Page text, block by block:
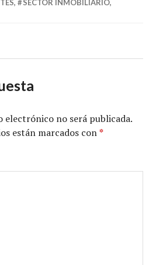
, SECTOR INMOBILIARIO,
electrónico no será publicada.
están marcados con*